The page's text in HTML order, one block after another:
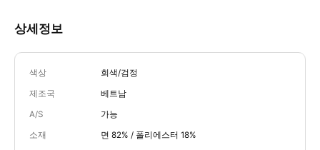
상세정보
색상 회색/검정
제조국 베트남
A/S 가능
소재 면 82% / 폴리에스터 18%